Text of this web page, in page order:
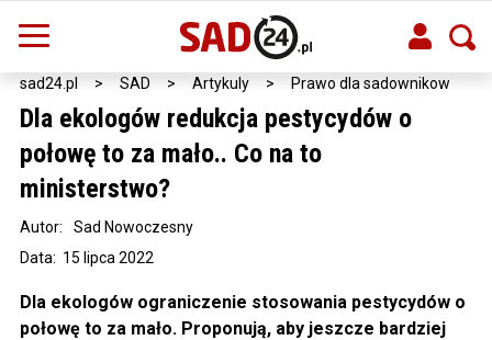
sad24.pl > SAD > Artykuly > Prawo dla sadownikow
Dla ekologów redukcja pestycydów o
połowę to za mało.. Co na to
ministerstwo?
Data: 15 lipca 2022
Autor: Sad Nowoczesny
Dla ekologów ograniczenie stosowania pestycydów o
połowę to za mało. Proponują, aby jeszcze bardziej